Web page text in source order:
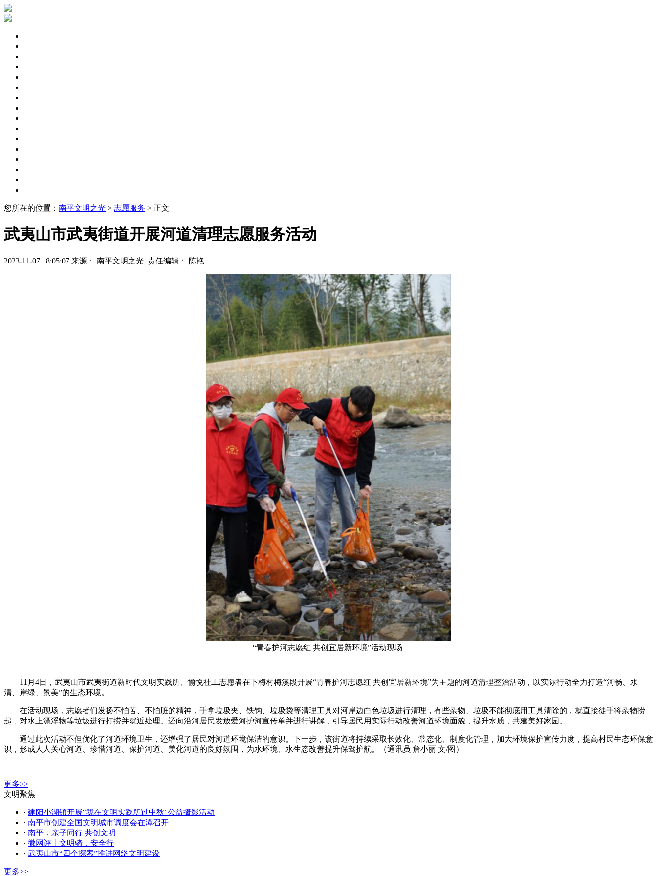
您所在的位置： 南平文明之光 > 志愿服务 > 正文
武夷山市武夷街道开展河道清理志愿服务活动
2023-11-07 18:05:07 来源： 南平文明之光 责任编辑： 陈艳
“青春护河志愿红 共创宜居新环境”活动现场
11月4日，武夷山市武夷街道新时代文明实践所、愉悦社工志愿者在下梅村梅溪段开展“青春护河志愿红 共创宜居新环境”为主题的河道清理整治活动，以实际行动全力打造“河畅、水
清、岸绿、景美”的生态环境。
在活动现场，志愿者们发扬不怕苦、不怕脏的精神，手拿垃圾夹、铁钩、垃圾袋等清理工具对河岸边白色垃圾进行清理，有些杂物、垃圾不能彻底用工具清除的，就直接徒手将杂物捞
起，对水上漂浮物等垃圾进行打捞并就近处理。还向沿河居民发放爱河护河宣传单并进行讲解，引导居民用实际行动改善河道环境面貌，提升水质，共建美好家园。
通过此次活动不但优化了河道环境卫生，还增强了居民对河道环境保洁的意识。下一步，该街道将持续采取长效化、常态化、制度化管理，加大环境保护宣传力度，提高村民生态环保意
识，形成人人关心河道、珍惜河道、保护河道、美化河道的良好氛围，为水环境、水生态改善提升保驾护航。
（通讯员 詹小丽 文/图）
更多>>
文明聚焦
· 建阳小湖镇开展“我在文明实践所过中秋”公益摄影活动
· 南平市创建全国文明城市调度会在潭召开
· 南平：亲子同行 共创文明
· 微网评丨文明骑，安全行
· 武夷山市“四个探索”推进网络文明建设
更多>>